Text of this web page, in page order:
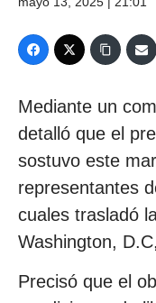
Mediante un
detalló que el
sostuvo este
representantes
cuales trasladó
Washington,
Precisó que el